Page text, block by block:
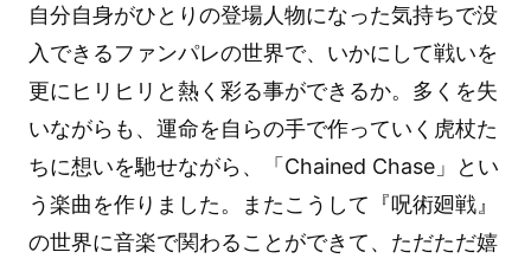
自分自身がひとりの登場人物になった気持ちで没
入できるファンパレの世界で、いかにして戦いを
更にヒリヒリと熱く彩る事ができるか。多くを失
いながらも、運命を自らの手で作っていく虎杖た
ちに想いを馳せながら、「Chained Chase」とい
う楽曲を作りました。またこうして『呪術廻戦』
の世界に音楽で関わることができて、ただただ嬉